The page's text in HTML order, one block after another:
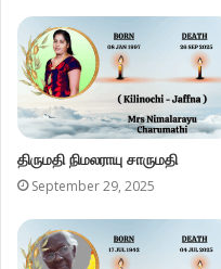
திருமதி நிமலராயு சாருமதி
September 29, 2025